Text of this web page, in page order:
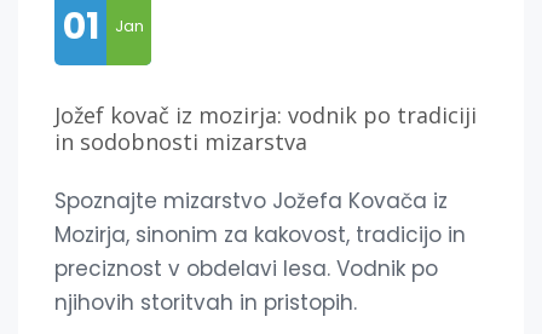
01 Jan
Jožef kovač iz mozirja: vodnik po tradiciji
in sodobnosti mizarstva
Spoznajte mizarstvo Jožefa Kovača iz
Mozirja, sinonim za kakovost, tradicijo in
preciznost v obdelavi lesa. Vodnik po
njihovih storitvah in pristopih.